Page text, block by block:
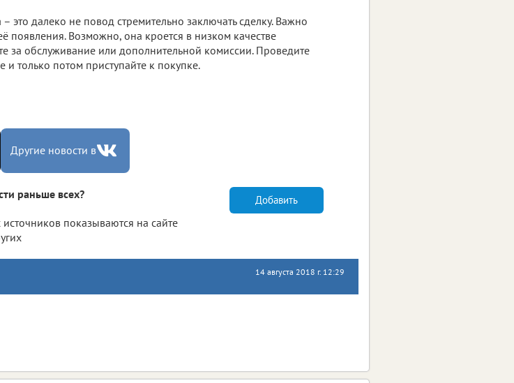
это далеко не повод стремительно заключать сделку. Важно
появления. Возможно, она кроется в низком качестве
за обслуживание или дополнительной комиссии. Проведите
и только потом приступайте к покупке.
Другие новости в
раньше всех?
показываются на сайте
Добавить
14 августа 2018 г. 12:29